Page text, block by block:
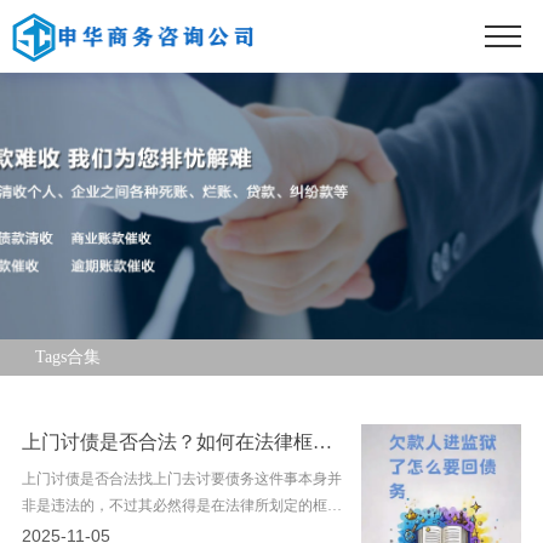
Tags合集
上门讨债是否合法？如何在法律框架内妥善处理债务追索？
上门讨债是否合法找上门去讨要债务这件事本身并
非是违法的，不过其必然得是在法律所划定的框架
范围之内来展开进行。债权人应当去考虑带上第三
2025-11-05